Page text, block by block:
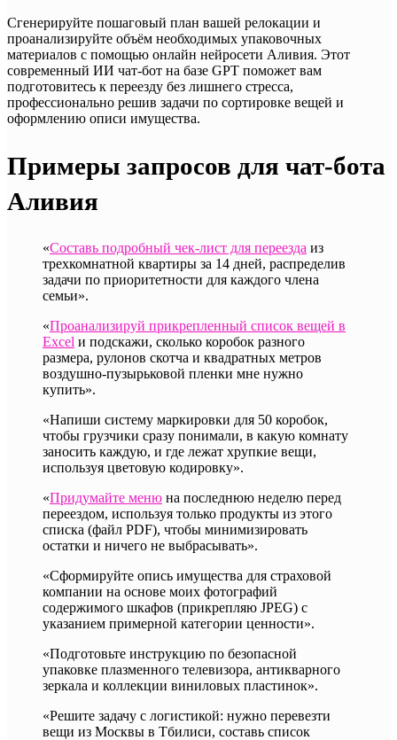
Сгенерируйте пошаговый план вашей релокации и
проанализируйте объём необходимых упаковочных
материалов с помощью онлайн нейросети Аливия. Этот
современный ИИ чат-бот на базе GPT поможет вам
подготовитесь к переезду без лишнего стресса,
профессионально решив задачи по сортировке вещей и
оформлению описи имущества.
Примеры запросов для чат-бота
Аливия
«Составь подробный чек-лист для переезда из
трехкомнатной квартиры за 14 дней, распределив
задачи по приоритетности для каждого члена
семьи».
«Проанализируй прикрепленный список вещей в
Excel и подскажи, сколько коробок разного
размера, рулонов скотча и квадратных метров
воздушно-пузырьковой пленки мне нужно
купить».
«Напиши систему маркировки для 50 коробок,
чтобы грузчики сразу понимали, в какую комнату
заносить каждую, и где лежат хрупкие вещи,
используя цветовую кодировку».
«Придумайте меню на последнюю неделю перед
переездом, используя только продукты из этого
списка (файл PDF), чтобы минимизировать
остатки и ничего не выбрасывать».
«Сформируйте опись имущества для страховой
компании на основе моих фотографий
содержимого шкафов (прикрепляю JPEG) с
указанием примерной категории ценности».
«Подготовьте инструкцию по безопасной
упаковке плазменного телевизора, антикварного
зеркала и коллекции виниловых пластинок».
«Решите задачу с логистикой: нужно перевезти
вещи из Москвы в Тбилиси, составь список